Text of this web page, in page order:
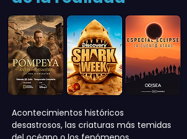
Acontecimientos históricos
desastrosos, las criaturas más temidas